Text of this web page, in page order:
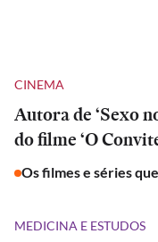
CINEMA
Autora de ‘Sexo
do filme ‘O
Os filmes e séries
MEDICINA E ESTUDOS